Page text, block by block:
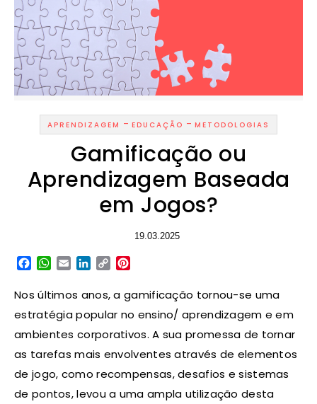
APRENDIZAGEM - EDUCAÇÃO - METODOLOGIAS
Gamificação ou
Aprendizagem Baseada
em Jogos?
19.03.2025
Facebook
WhatsApp
EmailLinkedIn
Copy
Nos últimos anos, a gamificação tornou-se uma
estratégia popular no ensino/ aprendizagem e em
ambientes corporativos. A sua promessa de tornar
as tarefas mais envolventes através de elementos
de jogo, como recompensas, desafios e sistemas
de pontos, levou a uma ampla utilização desta